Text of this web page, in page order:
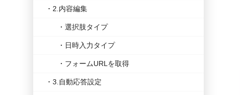
2.内容編集
選択肢タイプ
日時入力タイプ
フォームURLを取得
3.自動応答設定